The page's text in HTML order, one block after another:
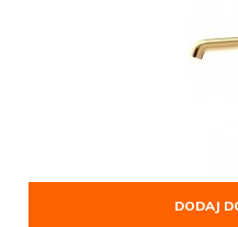
DODAJ